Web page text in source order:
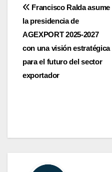
Navegación
de
entradas
Francisco Ralda asume
la presidencia de
AGEXPORT 2025-2027
con una visión estratégica
para el futuro del sector
exportador